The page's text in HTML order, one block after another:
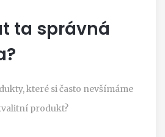
ta správná
které si často nevšímáme
produkt?